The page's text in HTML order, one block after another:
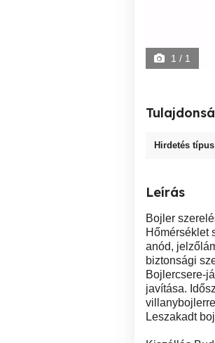
1 / 1
Hirdetés típus
Leírás
Bojler
Hőmérséklet
anód,
biztonsági
Bojlercsere-
javítása.
Leszakadt